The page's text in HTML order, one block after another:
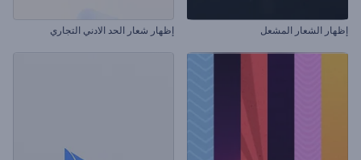
إظهار الشعار المشعل إظهار شعار الحد الادني التجاري